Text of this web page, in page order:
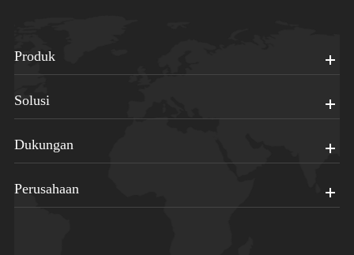
Produk
Solusi
Dukungan
Perusahaan